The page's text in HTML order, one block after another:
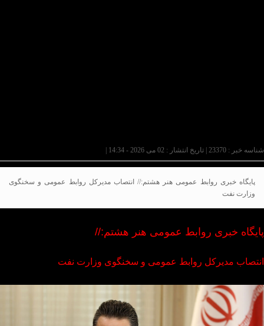
شناسه خبر : 23370 | تاریخ انتشار : 02 می 2026 - 14:34 |
پایگاه خبری روابط عمومی هنر هشتم:// انتصاب مدیرکل روابط عمومی و سخنگوی
وزارت نفت
پایگاه خبری روابط عمومی هنر هشتم://
انتصاب مدیرکل روابط عمومی و سخنگوی وزارت نفت